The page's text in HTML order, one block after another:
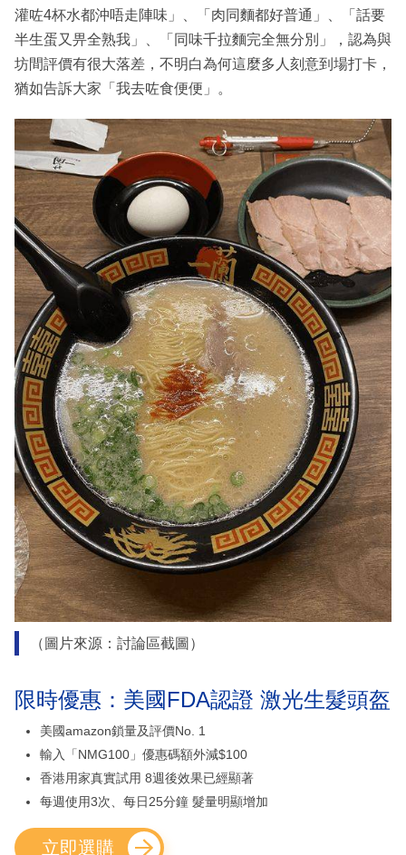
灌咗4杯水都沖唔走陣味」、「肉同麵都好普通」、「話要
半生蛋又畀全熟我」、「同味千拉麵完全無分別」，認為與
坊間評價有很大落差，不明白為何這麼多人刻意到場打卡，
猶如告訴大家「我去咗食便便」。
（圖片來源：討論區截圖）
限時優惠：美國FDA認證 激光生髮頭盔
美國amazon鎖量及評價No. 1
輸入「NMG100」優惠碼額外減$100
香港用家真實試用 8週後效果已經顯著
每週使用3次、每日25分鐘 髮量明顯增加
立即選購